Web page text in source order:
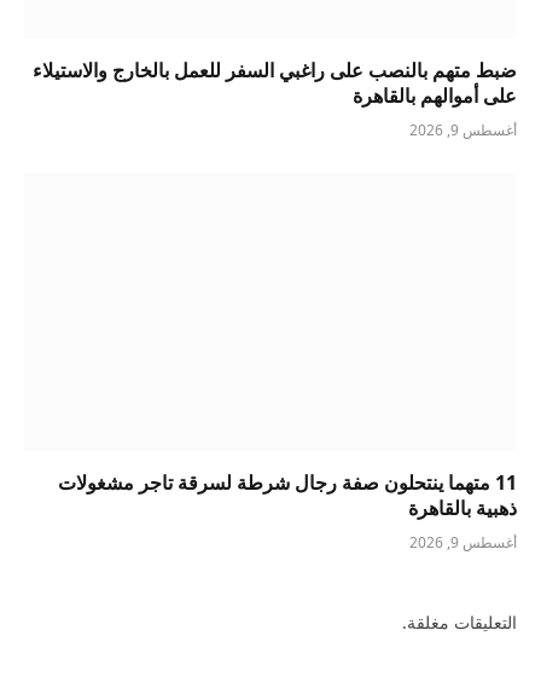
ضبط متهم بالنصب على راغبي السفر للعمل بالخارج والاستيلاء
على أموالهم بالقاهرة
أغسطس 9, 2026
11 متهما ينتحلون صفة رجال شرطة لسرقة تاجر مشغولات
ذهبية بالقاهرة
أغسطس 9, 2026
التعليقات مغلقة.